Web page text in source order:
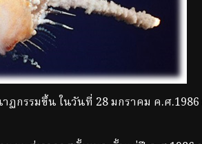
รมขึ้น ในวันที่ 28 มกราคม ค.ศ.1986